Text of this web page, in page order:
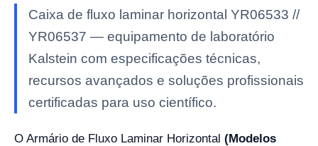
Caixa de fluxo laminar horizontal YR06533 //
YR06537 — equipamento de laboratório
Kalstein com especificações técnicas,
recursos avançados e soluções profissionais
certificadas para uso científico.
O Armário de Fluxo Laminar Horizontal (Modelos